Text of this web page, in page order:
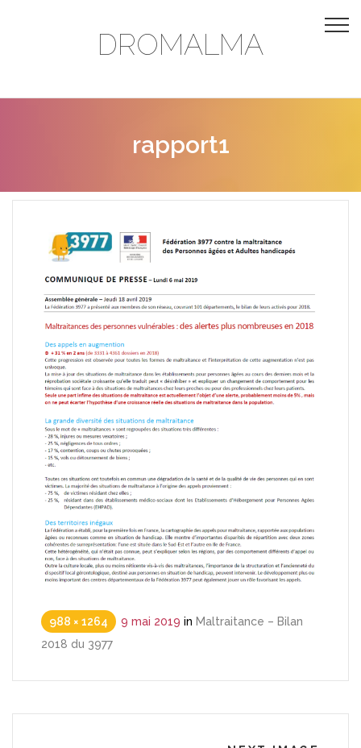
DROMALMA
rapport1
988 × 1264 9 mai 2019 in Maltraitance – Bilan
2018 du 3977